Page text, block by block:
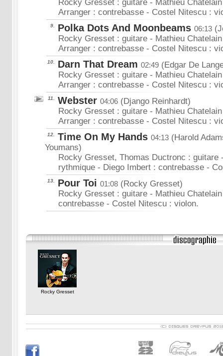
Rocky Gresset : guitare - Mathieu
Arranger : contrebasse - Costel Nitescu :
9. Polka Dots And Moonbeams 06:13
Rocky Gresset : guitare - Mathieu
Arranger : contrebasse - Costel Nitescu :
10. Darn That Dream 02:49 (Edgar De
Rocky Gresset : guitare - Mathieu
Arranger : contrebasse - Costel Nitescu :
11. Webster 04:06 (Django Reinhardt)
Rocky Gresset : guitare - Mathieu
Arranger : contrebasse - Costel Nitescu :
12. Time On My Hands 04:13 (Harold
Youmans)
Rocky Gresset, Thomas Ductronc : guitare
rythmique - Diego Imbert : contrebasse -
13. Pour Toi 01:08 (Rocky Gresset)
Rocky Gresset : guitare - Mathieu
contrebasse - Costel Nitescu : violon.
Rocky Gresset